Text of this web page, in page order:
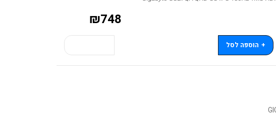
₪748
הוספה לסל